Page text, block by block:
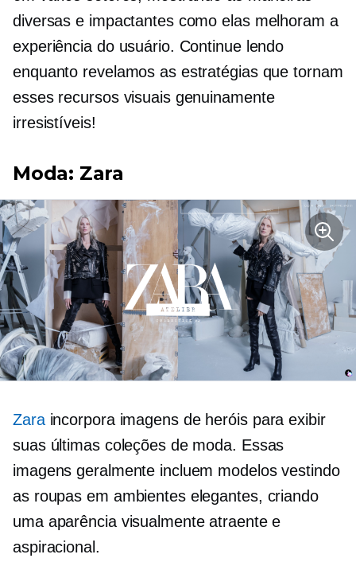
diversas e impactantes como elas melhoram a
experiência do usuário. Continue lendo
enquanto revelamos as estratégias que tornam
esses recursos visuais genuinamente
irresistíveis!
Moda: Zara
Zaraincorpora imagens de heróis para exibir
suas últimas coleções de moda. Essas
imagens geralmente incluem modelos vestindo
as roupas em ambientes elegantes, criando
uma aparência visualmente atraente e
aspiracional.